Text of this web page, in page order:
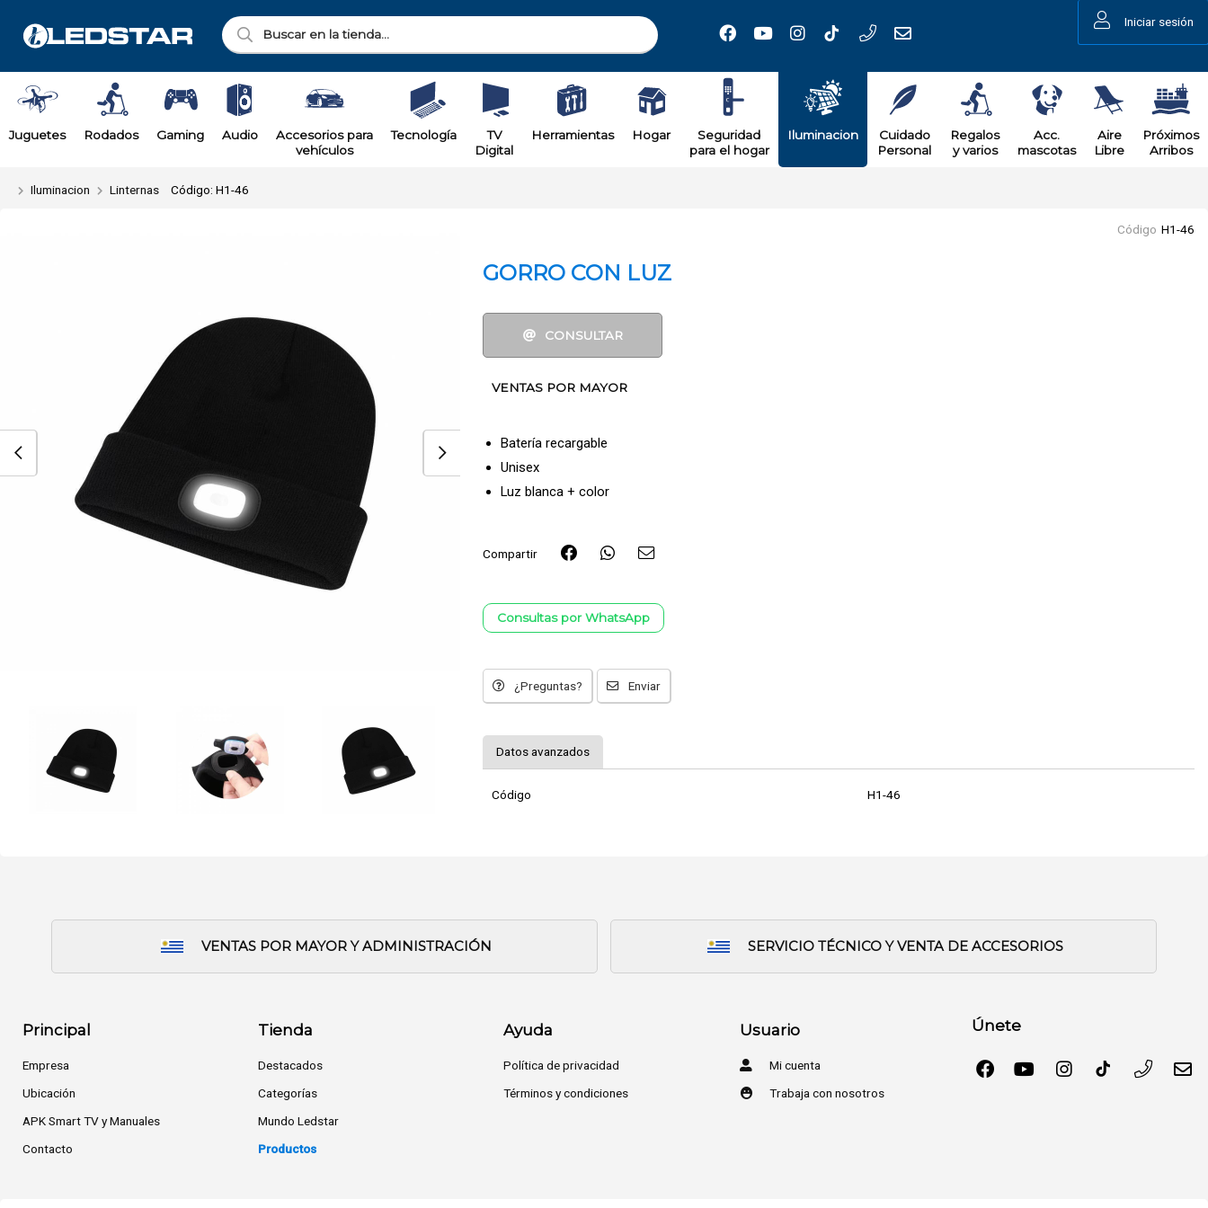
Enviar a email Iniciar sesión
Juguetes Rodados Gaming Audio
Accesorios para
vehículos
Tecnología
TV
Digital
Herramientas Hogar
Seguridad
para el hogar
Iluminacion
Cuidado
Personal
Regalos
y varios
Acc.
mascotas
Aire
Libre
Próximos
Arribos
Iluminacion Linternas Código: H1-46
Código H1-46
GORRO CON LUZ
CONSULTAR
VENTAS POR MAYOR
Batería recargable
Unisex
Luz blanca + color
Compartir
Consultas por WhatsApp
¿Preguntas? Enviar
Datos avanzados
Código H1-46
VENTAS POR MAYOR Y ADMINISTRACIÓN SERVICIO TÉCNICO Y VENTA DE ACCESORIOS
Principal
Empresa
Ubicación
APK Smart TV y Manuales
Contacto
Tienda
Destacados
Categorías
Mundo Ledstar
Productos
Ayuda
Política de privacidad
Términos y condiciones
Usuario
Mi cuenta
Trabaja con nosotros
Únete